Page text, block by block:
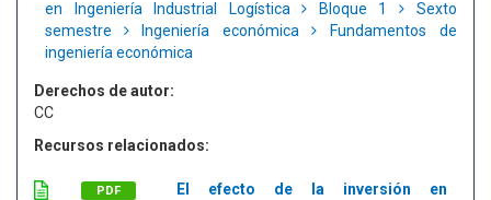
en Ingeniería Industrial Logística
Bloque 1
Sexto
semestre
Ingeniería económica
Fundamentos de
ingeniería económica
Derechos de autor:
CC
Recursos relacionados:
PDF
El efecto de la inversión en